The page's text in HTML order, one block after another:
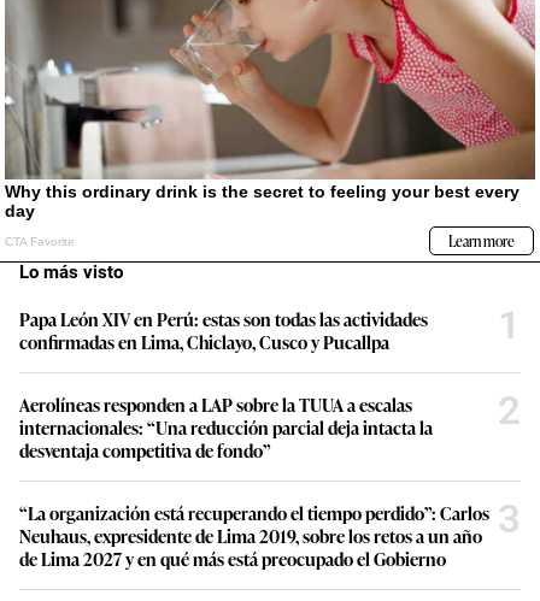
Lo más visto
Papa León XIV en Perú: estas son todas las actividades
confirmadas en Lima, Chiclayo, Cusco y Pucallpa
1
Aerolíneas responden a LAP sobre la TUUA a escalas
internacionales: “Una reducción parcial deja intacta la
desventaja competitiva de fondo”
2
“La organización está recuperando el tiempo perdido”: Carlos
Neuhaus, expresidente de Lima 2019, sobre los retos a un año
de Lima 2027 y en qué más está preocupado el Gobierno
3